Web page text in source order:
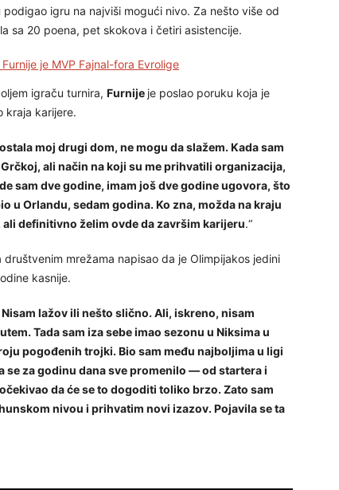
igru na najviši mogući nivo. Za nešto više od
sa 20 poena, pet skokova i četiri asistencije.
je MVP Fajnal-fora Evrolige
igraču turnira, Furnije je poslao poruku koja je
kraja karijere.
moj drugi dom, ne mogu da slažem. Kada sam
ali način na koji su me prihvatili organizacija,
sam dve godine, imam još dve godine ugovora, što
u Orlandu, sedam godina. Ko zna, možda na kraju
definitivno želim ovde da završim karijeru.“
mrežama napisao da je Olimpijakos jedini
kasnije.
lažov ili nešto slično. Ali, iskreno, nisam
Tada sam iza sebe imao sezonu u Niksima u
pogođenih trojki. Bio sam među najboljima u ligi
se za godinu dana sve promenilo — od startera i
da će se to dogoditi toliko brzo. Zato sam
nivou i prihvatim novi izazov. Pojavila se ta